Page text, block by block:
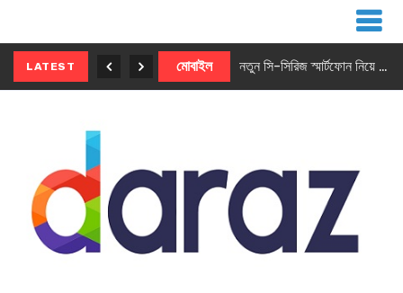
LATEST মোবাইল নতুন সি-সিরিজ স্মার্টফোন নিয়ে আসছে রিয়েলমি